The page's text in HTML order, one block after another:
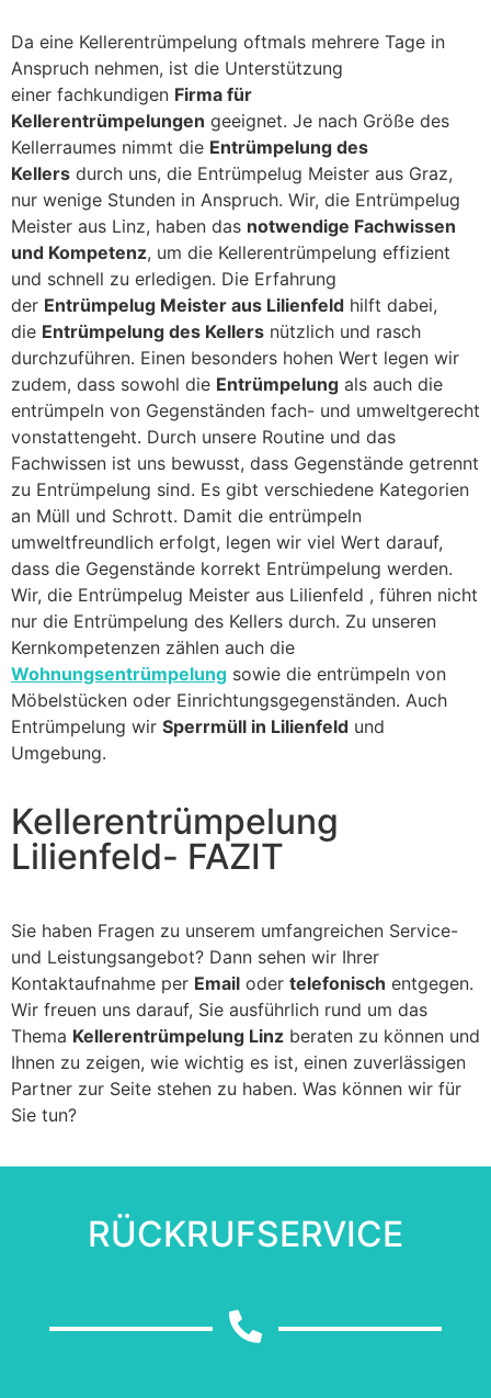
Da eine Kellerentrümpelung oftmals mehrere Tage in
Anspruch nehmen, ist die Unterstützung
einer fachkundigen Firma für
Kellerentrümpelungen geeignet. Je nach Größe des
Kellerraumes nimmt die Entrümpelung des
Kellers durch uns, die Entrümpelug Meister aus Graz,
nur wenige Stunden in Anspruch. Wir, die Entrümpelug
Meister aus Linz, haben das notwendige Fachwissen
und Kompetenz, um die Kellerentrümpelung effizient
und schnell zu erledigen. Die Erfahrung
der Entrümpelug Meister aus Lilienfeld hilft dabei,
die Entrümpelung des Kellers nützlich und rasch
durchzuführen. Einen besonders hohen Wert legen wir
zudem, dass sowohl die Entrümpelung als auch die
entrümpeln von Gegenständen fach- und umweltgerecht
vonstattengeht. Durch unsere Routine und das
Fachwissen ist uns bewusst, dass Gegenstände getrennt
zu Entrümpelung sind. Es gibt verschiedene Kategorien
an Müll und Schrott. Damit die entrümpeln
umweltfreundlich erfolgt, legen wir viel Wert darauf,
dass die Gegenstände korrekt Entrümpelung werden.
Wir, die Entrümpelug Meister aus Lilienfeld , führen nicht
nur die Entrümpelung des Kellers durch. Zu unseren
Kernkompetenzen zählen auch die
Wohnungsentrümpelung sowie die entrümpeln von
Möbelstücken oder Einrichtungsgegenständen. Auch
Entrümpelung wir Sperrmüll in Lilienfeld und
Umgebung.
Kellerentrümpelung
Lilienfeld- FAZIT
Sie haben Fragen zu unserem umfangreichen Service-
und Leistungsangebot? Dann sehen wir Ihrer
Kontaktaufnahme per Email oder telefonisch entgegen.
Wir freuen uns darauf, Sie ausführlich rund um das
Thema Kellerentrümpelung Linz beraten zu können und
Ihnen zu zeigen, wie wichtig es ist, einen zuverlässigen
Partner zur Seite stehen zu haben. Was können wir für
Sie tun?
RÜCKRUFSERVICE